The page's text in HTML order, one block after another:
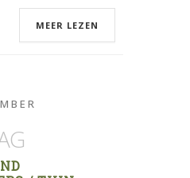
MEER LEZEN